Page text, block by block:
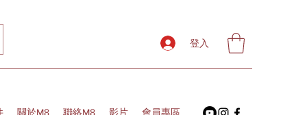
登入
關於M8 聯絡M8 影片 會員專區